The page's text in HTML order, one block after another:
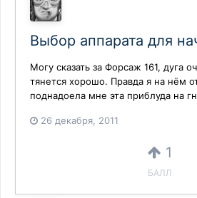
Выбор аппарата для
Могу сказать за Форсаж 161, дуга
тянется хорошо. Правда я на нём
поднадоела мне эта приблуда на
26 декабря, 2011
1
БАЛЛ